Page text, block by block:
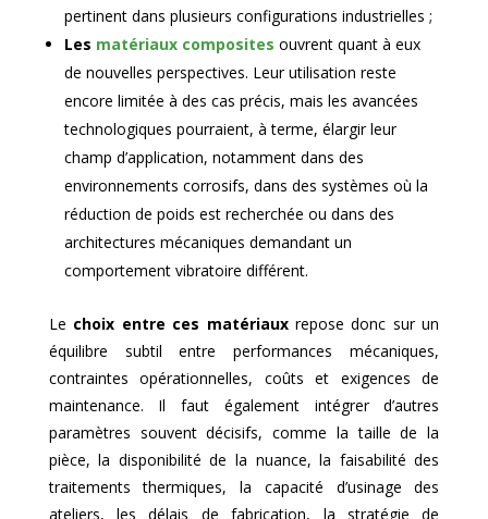
pertinent dans plusieurs configurations industrielles ;
Les matériaux composites ouvrent quant à eux
de nouvelles perspectives. Leur utilisation reste
encore limitée à des cas précis, mais les avancées
technologiques pourraient, à terme, élargir leur
champ d’application, notamment dans des
environnements corrosifs, dans des systèmes où la
réduction de poids est recherchée ou dans des
architectures mécaniques demandant un
comportement vibratoire différent.
Le choix entre ces matériauxrepose donc sur un
équilibre subtil entre performances mécaniques,
contraintes opérationnelles, coûts et exigences de
maintenance. Il faut également intégrer d’autres
paramètres souvent décisifs, comme la taille de la
pièce, la disponibilité de la nuance, la faisabilité des
traitements thermiques, la capacité d’usinage des
ateliers, les délais de fabrication, la stratégie de